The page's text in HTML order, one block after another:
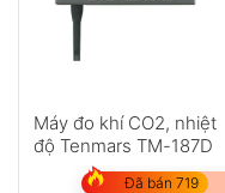
Máy đo khí CO2, nhiệt
độ Tenmars TM-187D
Đã bán 719